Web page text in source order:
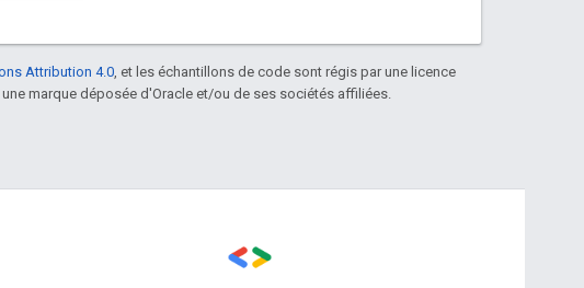
Attribution 4.0 , et les échantillons de code sont régis par une licence
une marque déposée d'Oracle et/ou de ses sociétés affiliées.